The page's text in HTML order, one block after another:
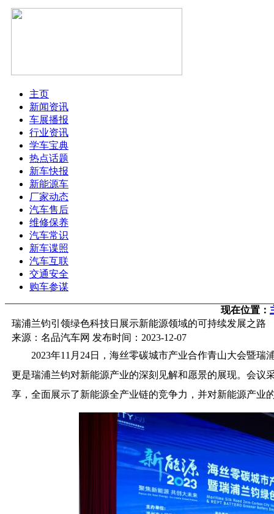
主页
新闻资讯
车展播报
行业资讯
学车宝典
热点话题
新车快报
新能源车
厂家动态
汽车售后
维修保养
汽车常识
新车谍照
汽车互联
交通安全
购车参谋
现在位置：
瑞浦兰钧引领绿色科技日展示新能源领域的可持续发展之路
来源：名品汽车网 发布时间：2023-12-07
2023年11月24日，海丝零碳城市产业合作青山大会暨
更是瑞浦兰钧对新能源产业的深刻见解和愿景的展现。会议
享，全面展示了新能源全产业链的竞争力，并对新能源产业